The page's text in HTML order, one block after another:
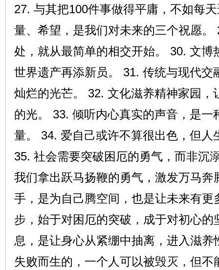
27. 与其把100件事做得平庸，不如每
量、希望，是我们对未来的三个祝愿。
处，就从最简单的相交开始。 30. 文博
世界遗产再添新员。 31. 传统与现代交
灿烂的光芒。 32. 文化滋养精神家园，
的光。 33. 倾听内心真实的声音，是一
量。 34. 爱自己或许不算很出色，但人
35. 社会需要突破困厄的勇气，而非沉
我们拿出跃马扬鞭的勇气，激发万马奔
手，是为自己腾空间，也是让未来有更
步，始于对困厄的突破，成于对初心的
息，是让身心从紧绷中抽离，进入滋养
失败而生的，一个人可以被毁灭，但不